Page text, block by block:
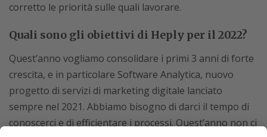
corretto le priorità sulle quali lavorare.
Quali sono gli obiettivi di Heply per il 2022?
Quest’anno vogliamo consolidare i primi 3 anni di forte
crescita, e in particolare Software Analytica, nuovo
progetto di servizi di marketing digitale lanciato
sempre nel 2021. Abbiamo bisogno di darci il tempo di
conoscerci e di efficientare i processi. Quest’anno non ci